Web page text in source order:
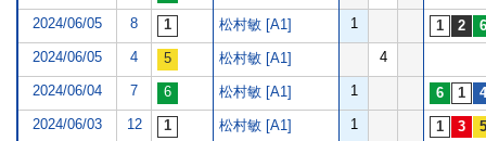
2024/06/05 8 松村敏 [A1] 1
2024/06/05 4 松村敏 [A1] 4
2024/06/04 7 松村敏 [A1] 1
2024/06/03 12 松村敏 [A1] 1